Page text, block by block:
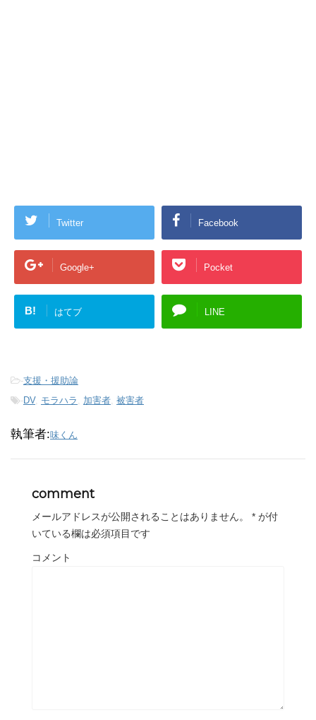
Twitter Facebook
Google+ Pocket
B! はてブ LINE
-支援・援助論
-DV, モラハラ , 加害者, 被害者
執筆者:味くん
comment
メールアドレスが公開されることはありません。 * が付
いている欄は必須項目です
コメント